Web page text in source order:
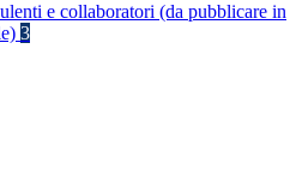
e collaboratori (da pubblicare in
3